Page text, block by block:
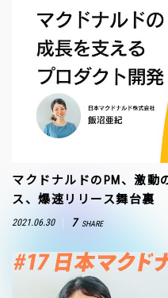
マクドナルドのPM、激動
ス、爆速リリース舞台裏
2021.06.30 7 SHARE